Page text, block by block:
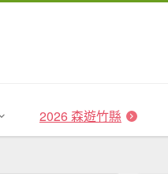
2026 森遊竹縣